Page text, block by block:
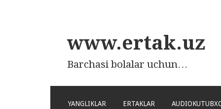
www.ertak.uz
Barchasi bolalar uchun…
YANGLIKLAR ERTAKLAR